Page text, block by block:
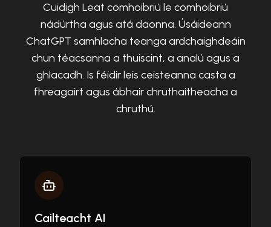
Cuidigh Leat comhoibriú le comhoibriú
nádúrtha agus atá daonna. Úsáideann
ChatGPT samhlacha teanga ardchaighdeáin
chun téacsanna a thuiscint, a analú agus a
ghlacadh. Is féidir leis ceisteanna casta a
fhreagairt agus ábhair chruthaitheacha a
chruthú.
Cailteacht AI